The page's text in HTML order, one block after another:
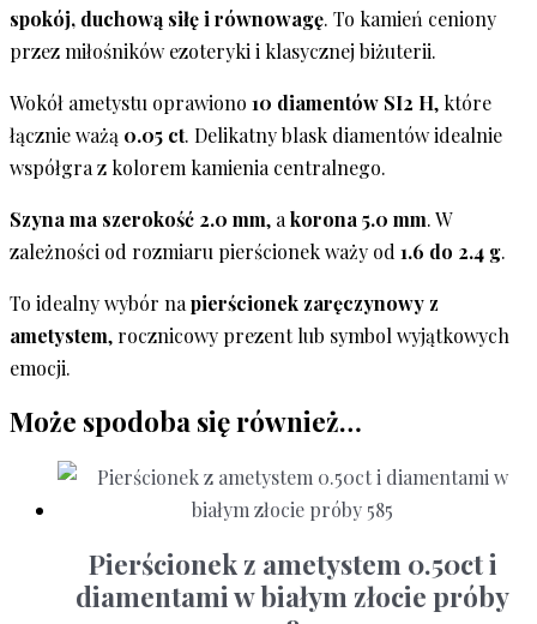
spokój, duchową siłę i równowagę. To kamień ceniony
przez miłośników ezoteryki i klasycznej biżuterii.
Wokół ametystu oprawiono 10 diamentów SI2 H, które
łącznie ważą 0.05 ct. Delikatny blask diamentów idealnie
współgra z kolorem kamienia centralnego.
Szyna ma szerokość 2.0 mm, a korona 5.0 mm. W
zależności od rozmiaru pierścionek waży od 1.6 do 2.4 g.
To idealny wybór na pierścionek zaręczynowy z
ametystem, rocznicowy prezent lub symbol wyjątkowych
emocji.
Może spodoba się również…
Pierścionek z ametystem 0.50ct i
diamentami w białym złocie próby